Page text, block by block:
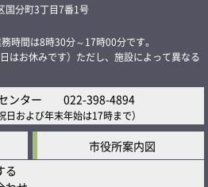
分町3丁目7番1号
時間は8時30分～17時00分です。
はお休みです）ただし、施設によって異なる
ンター 022-398-4894
日および年末年始は17時まで）
市役所案内図
る